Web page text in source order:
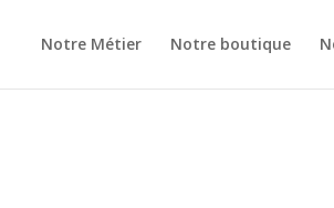
Notre Métier Notre boutique